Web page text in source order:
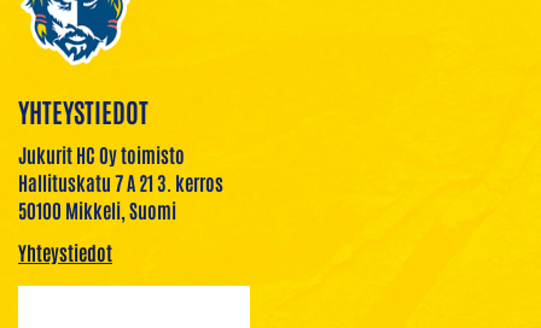
YHTEYSTIEDOT
Jukurit HC Oy toimisto
Hallituskatu 7 A 21 3. kerros
50100 Mikkeli, Suomi
Yhteystiedot